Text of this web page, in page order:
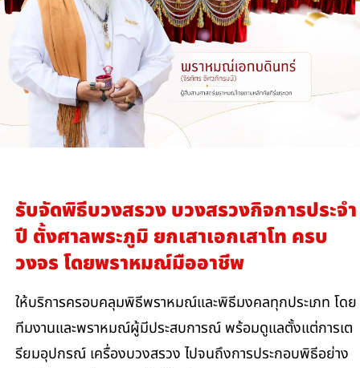
รับจัดพิธีบวงสรวง บวงสรวงกิจการประจำ
ปี ตั้งศาลพระภูมิ ยกเสาเอกเสาโท ครบ
วงจร โดยพราหมณ์มืออาชีพ
ให้บริการครอบคลุมพิธีพราหมณ์และพิธีมงคลทุกประเภท โดย
ทีมงานและพราหมณ์ผู้มีประสบการณ์ พร้อมดูแลตั้งแต่การเต
รียมอุปกรณ์ เครื่องบวงสรวง ไปจนถึงการประกอบพิธีอย่าง